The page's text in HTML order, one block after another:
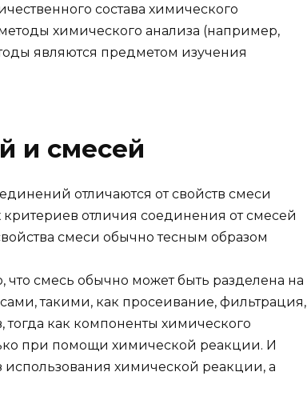
состава химического
химического анализа (например,
являются предметом изучения
и смесей
отличаются от свойств смеси
отличия соединения от смесей
смеси обычно тесным образом
смесь обычно может быть разделена на
такими, как просеивание, фильтрация,
как компоненты химического
при помощи химической реакции. И
использования химической реакции, а